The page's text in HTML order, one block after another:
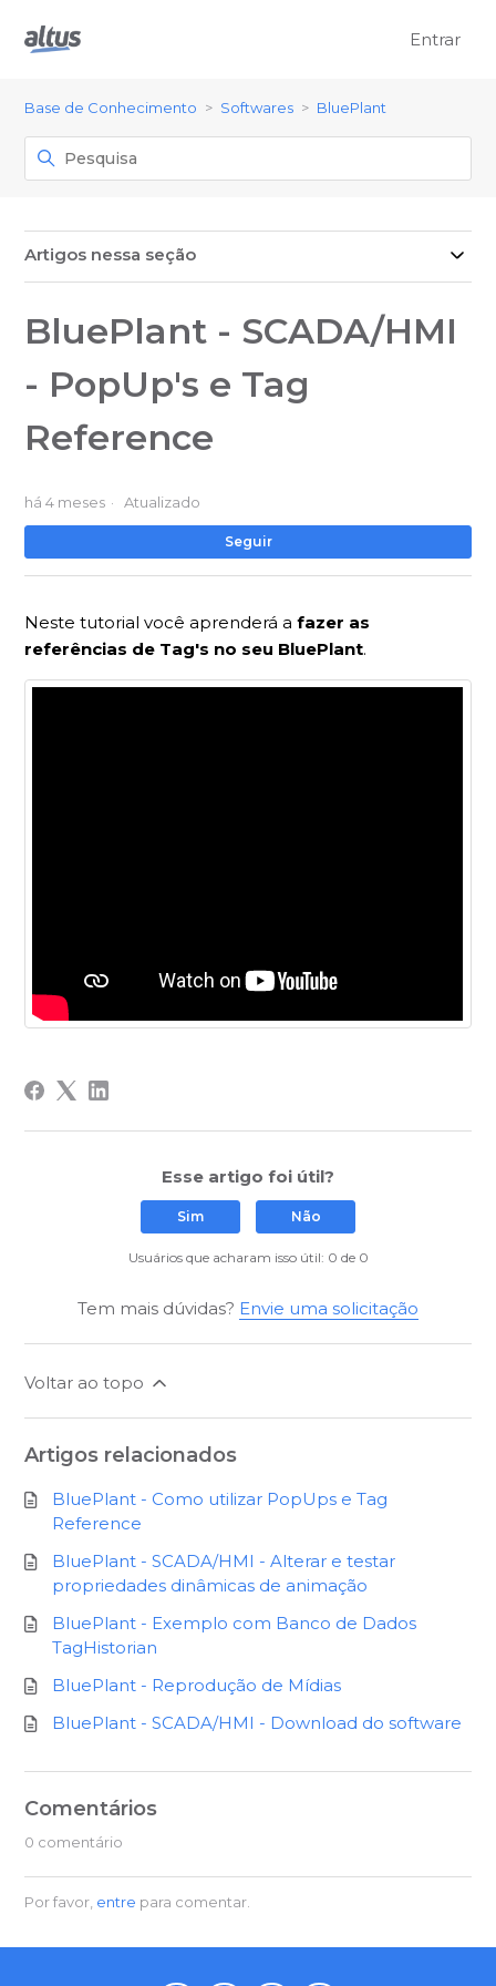
Entrar
Base de Conhecimento Softwares BluePlant
Artigos nessa seção
BluePlant - SCADA/HMI
- PopUp's e Tag
Reference
há 4 meses Atualizado
Seguir
Neste tutorial você aprenderá afazer as
referências de Tag's no seu BluePlant.
Esse artigo foi útil?
Sim Não
Usuários que acharam isso útil: 0 de 0
Tem mais dúvidas? Envie uma solicitação
Voltar ao topo
Artigos relacionados
BluePlant - Como utilizar PopUps e Tag
Reference
BluePlant - SCADA/HMI - Alterar e testar
propriedades dinâmicas de animação
BluePlant - Exemplo com Banco de Dados
TagHistorian
BluePlant - Reprodução de Mídias
BluePlant - SCADA/HMI - Download do software
Comentários
0 comentário
Por favor, entre para comentar.